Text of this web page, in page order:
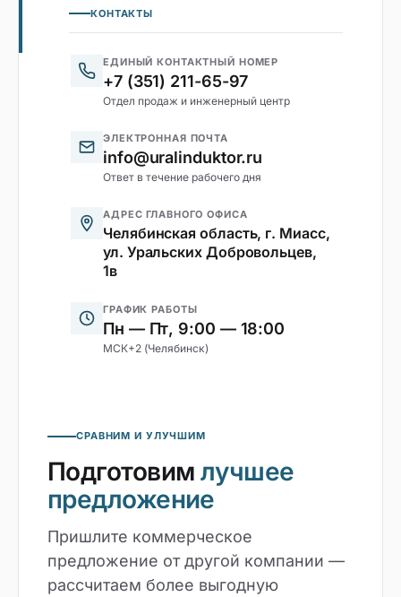
КОНТАКТЫ
ЕДИНЫЙ КОНТАКТНЫЙ НОМЕР
+7 (351) 211-65-97
Отдел продаж и инженерный центр
ЭЛЕКТРОННАЯ ПОЧТА
info@uralinduktor.ru
Ответ в течение рабочего дня
АДРЕС ГЛАВНОГО ОФИСА
Челябинская область, г. Миасс,
ул. Уральских Добровольцев,
1в
ГРАФИК РАБОТЫ
Пн — Пт, 9:00 — 18:00
МСК+2 (Челябинск)
СРАВНИМ И УЛУЧШИМ
Подготовим лучшее
предложение
Пришлите коммерческое
предложение от другой компании —
рассчитаем более выгодную